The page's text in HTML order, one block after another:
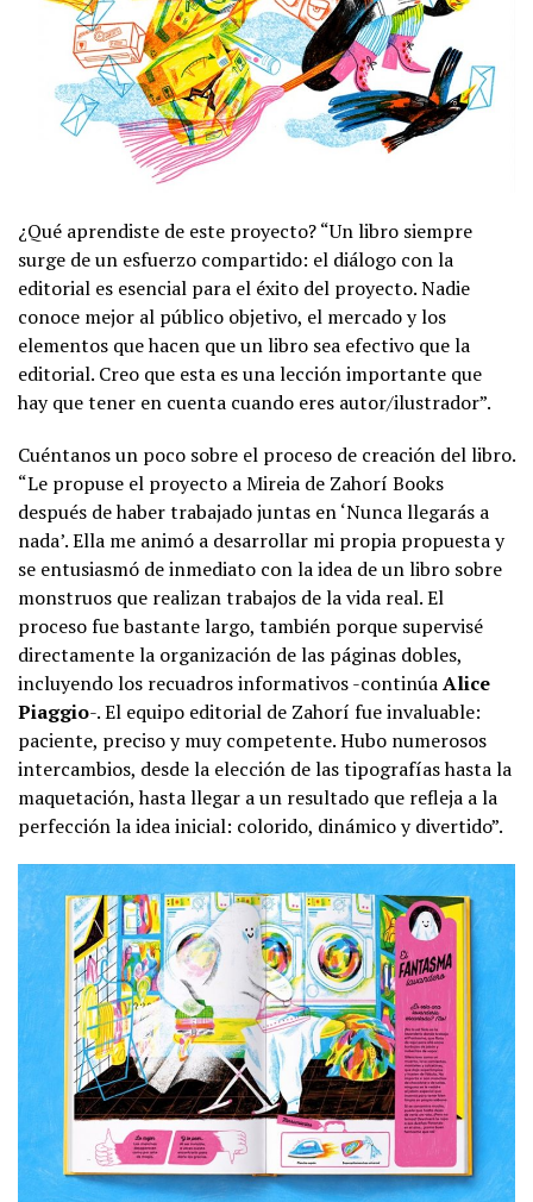
¿Qué aprendiste de este proyecto? “Un libro siempre
surge de un esfuerzo compartido: el diálogo con la
editorial es esencial para el éxito del proyecto. Nadie
conoce mejor al público objetivo, el mercado y los
elementos que hacen que un libro sea efectivo que la
editorial. Creo que esta es una lección importante que
hay que tener en cuenta cuando eres autor/ilustrador”.
Cuéntanos un poco sobre el proceso de creación del libro.
“Le propuse el proyecto a Mireia de Zahorí Books
después de haber trabajado juntas en ‘Nunca llegarás a
nada’. Ella me animó a desarrollar mi propia propuesta y
se entusiasmó de inmediato con la idea de un libro sobre
monstruos que realizan trabajos de la vida real. El
proceso fue bastante largo, también porque supervisé
directamente la organización de las páginas dobles,
incluyendo los recuadros informativos -continúaAlice
Piaggio-. El equipo editorial de Zahorí fue invaluable:
paciente, preciso y muy competente. Hubo numerosos
intercambios, desde la elección de las tipografías hasta la
maquetación, hasta llegar a un resultado que refleja a la
perfección la idea inicial: colorido, dinámico y divertido”.